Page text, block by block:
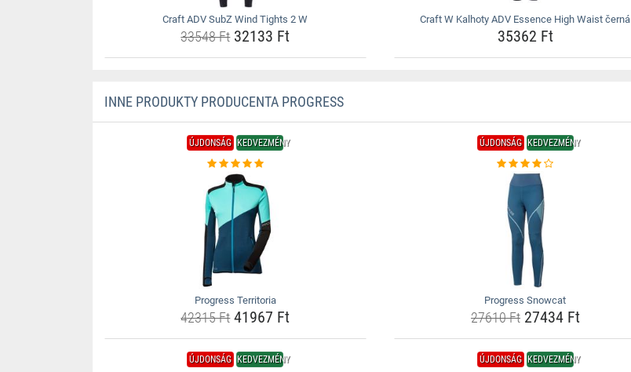
Craft ADV SubZ Wind Tights 2 W
33548 Ft32133 Ft
Craft W Kalhoty ADV Essence High Waist černá
35362 Ft
INNE PRODUKTY PRODUCENTA PROGRESS
ÚJDONSÁG KEDVEZMÉNY
Progress Territoria
42315 Ft41967 Ft
ÚJDONSÁG KEDVEZMÉNY
Progress Snowcat
27610 Ft27434 Ft
ÚJDONSÁG KEDVEZMÉNY ÚJDONSÁG KEDVEZMÉNY